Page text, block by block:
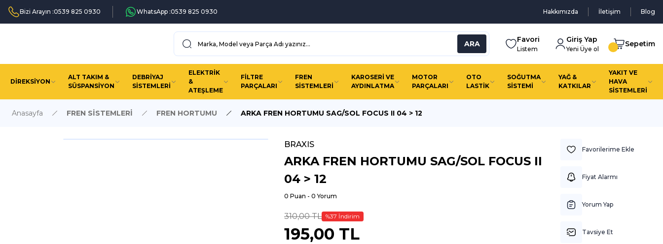
Bizi Arayın :0539 825 0930 WhatsApp :0539 825 0930 Hakkımızda İletişim Blog
ARA Favori
Listem
Giriş Yap
Yeni Üye ol
Sepetim
DİREKSİYON
ALT TAKIM &
SÜSPANSİYON
DEBRİYAJ
SİSTEMLERİ
ELEKTRİK
&
ATEŞLEME
FİLTRE
PARÇALARI
FREN
SİSTEMLERİ
KAROSERİ VE
AYDINLATMA
MOTOR
PARÇALARI
OTO
LASTİK
SOĞUTMA
SİSTEMİ
YAĞ &
KATKILAR
YAKIT VE
HAVA
SİSTEMLERİ
Anasayfa FREN SİSTEMLERİ FREN HORTUMU ARKA FREN HORTUMU SAG/SOL FOCUS II 04 > 12
BRAXIS
ARKA FREN HORTUMU SAG/SOL FOCUS II
04 > 12
0 Puan - 0 Yorum
310,00 TL %37 İndirim
195,00 TL
Fiyat Alarmı
Yorum Yap
Tavsiye Et